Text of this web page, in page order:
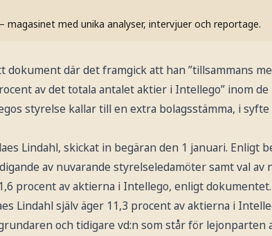
– magasinet med unika analyser, intervjuer och reportage.
dokument där det framgick att han ”tillsammans
av det totala antalet aktier i Intellego” inom
styrelse kallar till en extra bolagsstämma, i syfte
Lindahl, skickat in begäran den 1 januari. Enligt
av nuvarande styrelseledamöter samt val av
procent av aktierna i Intellego, enligt dokumentet.
Lindahl själv äger 11,3 procent av aktierna i
och tidigare vd:n som står för lejonparten